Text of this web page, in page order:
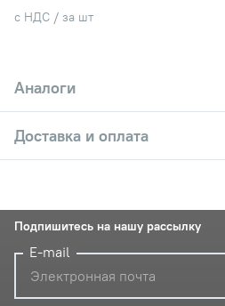
с НДС / за шт
Аналоги
Доставка и оплата
Подпишитесь на нашу рассылку
E-mail